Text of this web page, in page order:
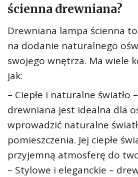
ścienna drewniana?
Drewniana lampa ścienna
na dodanie naturalnego
swojego wnętrza. Ma wiele
jak:
– Ciepłe i naturalne światło
drewniana jest idealna dla
wprowadzić naturalne
pomieszczenia. Jej ciepłe
przyjemną atmosferę do
– Stylowe i eleganckie –